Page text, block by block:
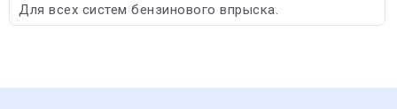
Для всех систем бензинового впрыска.